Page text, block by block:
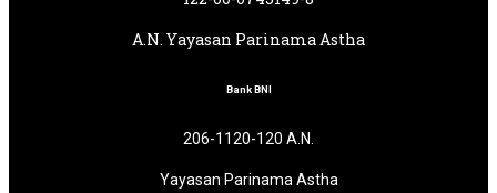
A.N. Yayasan Parinama Astha
Bank BNI
206-1120-120 A.N.
Yayasan Parinama Astha